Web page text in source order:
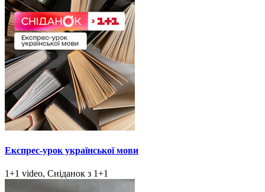
Експрес-урок української мови
1+1 video, Сніданок з 1+1